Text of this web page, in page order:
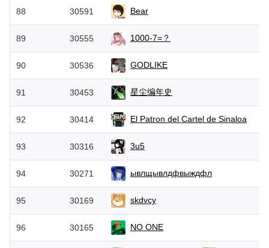
88 30591 Bear
89 30555 1000-7=？
90 30536 GODLIKE
91 30453 星尘编年史
92 30414 El Patron del Cartel de Sinaloa
93 30316 3u5
94 30271 ывлщывлдфвыждфл
95 30169 skdvcy
96 30165 NO ONE